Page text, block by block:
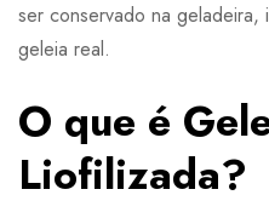
ser conservado na
geleia real.
O que é
Liofilizada?